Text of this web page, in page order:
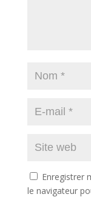
Enregistrer
le navigateur